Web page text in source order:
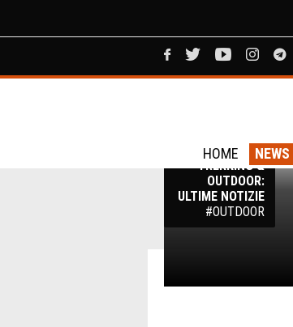
HOME NEWS
NEWS
TREKKING &
OUTDOOR:
ULTIME NOTIZIE
#OUTDOOR